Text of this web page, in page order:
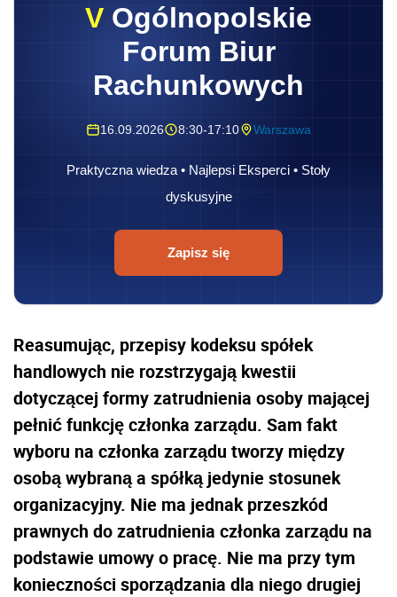
V Ogólnopolskie
Forum Biur
Rachunkowych
16.09.2026 8:30-17:10 Warszawa
Praktyczna wiedza • Najlepsi Eksperci • Stoły
dyskusyjne
Zapisz się
Reasumując, przepisy kodeksu spółek
handlowych nie rozstrzygają kwestii
dotyczącej formy zatrudnienia osoby mającej
pełnić funkcję członka zarządu. Sam fakt
wyboru na członka zarządu tworzy między
osobą wybraną a spółką jedynie stosunek
organizacyjny. Nie ma jednak przeszkód
prawnych do zatrudnienia członka zarządu na
podstawie umowy o pracę. Nie ma przy tym
konieczności sporządzania dla niego drugiej